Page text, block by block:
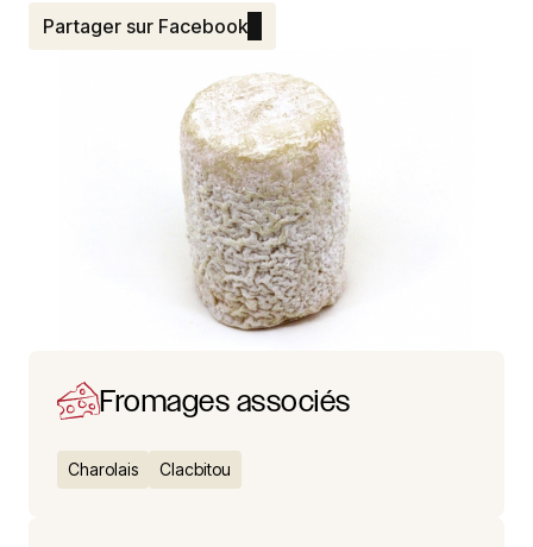
Partager sur Facebook
Fromages associés
Charolais Clacbitou